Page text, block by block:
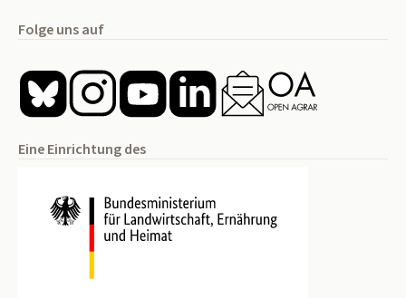
Folge uns auf
Eine Einrichtung des